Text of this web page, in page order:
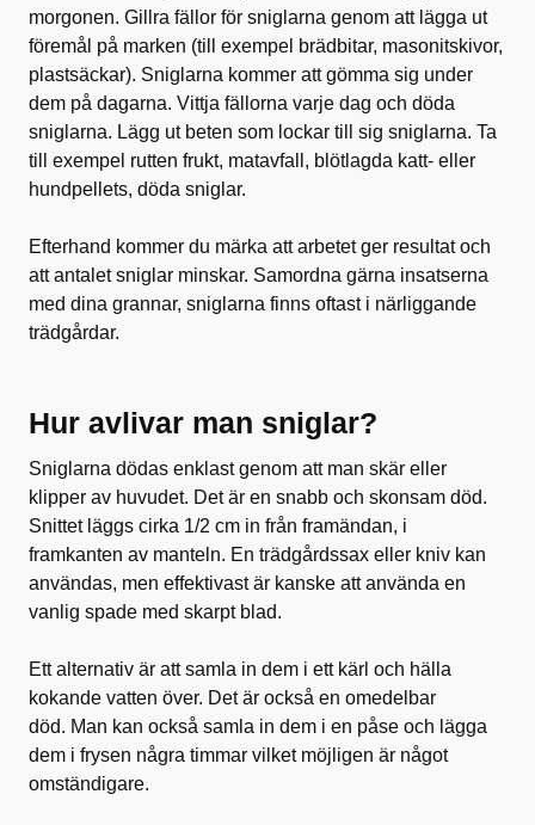
morgonen. Gillra fällor för sniglarna genom att lägga ut
föremål på marken (till exempel brädbitar, masonitskivor,
plastsäckar). Sniglarna kommer att gömma sig under
dem på dagarna. Vittja fällorna varje dag och döda
sniglarna. Lägg ut beten som lockar till sig sniglarna. Ta
till exempel rutten frukt, matavfall, blötlagda katt- eller
hundpellets, döda sniglar.
Efterhand kommer du märka att arbetet ger resultat och
att antalet sniglar minskar. Samordna gärna insatserna
med dina grannar, sniglarna finns oftast i närliggande
trädgårdar.
Hur avlivar man sniglar?
Sniglarna dödas enklast genom att man skär eller
klipper av huvudet. Det är en snabb och skonsam död.
Snittet läggs cirka 1/2 cm in från framändan, i
framkanten av manteln. En trädgårdssax eller kniv kan
användas, men effektivast är kanske att använda en
vanlig spade med skarpt blad.
Ett alternativ är att samla in dem i ett kärl och hälla
kokande vatten över. Det är också en omedelbar
död. Man kan också samla in dem i en påse och lägga
dem i frysen några timmar vilket möjligen är något
omständigare.